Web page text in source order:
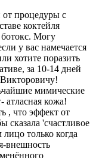
от процедуры с
коктейля
Могу
у вас намечается
хотите поразить
за 10-14 дней
мимические
атласная кожа!
, что эффект от
сказала 'счастливое
только когда
внешность